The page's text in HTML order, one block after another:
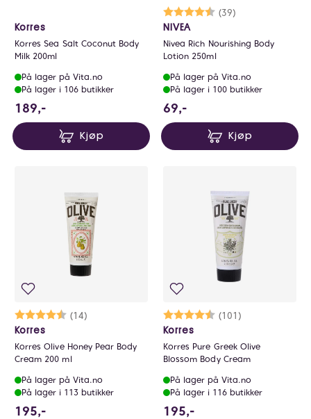
Korres
Korres Sea Salt Coconut Body
Milk 200ml
På lager på Vita.no
På lager i 106 butikker
189,-
Kjøp
Karakter:
(39)
4.7 av 5 mulige
NIVEA
Nivea Rich Nourishing Body
Lotion 250ml
På lager på Vita.no
På lager i 100 butikker
69,-
Kjøp
Karakter:
(14)
4.7 av 5 mulige
Korres
Korres Olive Honey Pear Body
Cream 200 ml
På lager på Vita.no
På lager i 113 butikker
195,-
Karakter:
(101)
4.5 av 5 mulige
Korres
Korres Pure Greek Olive
Blossom Body Cream
På lager på Vita.no
På lager i 116 butikker
195,-